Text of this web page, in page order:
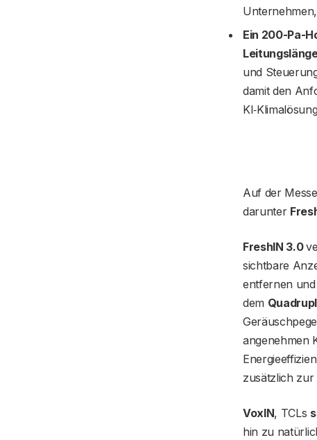
Ein 200-Pa-
und
damit den
Auf der
darunter
FreshIN 3.0
sichtbare
entfernen
dem
angenehmen
zusätzlich zur
VoxIN, TCLs
hin zu